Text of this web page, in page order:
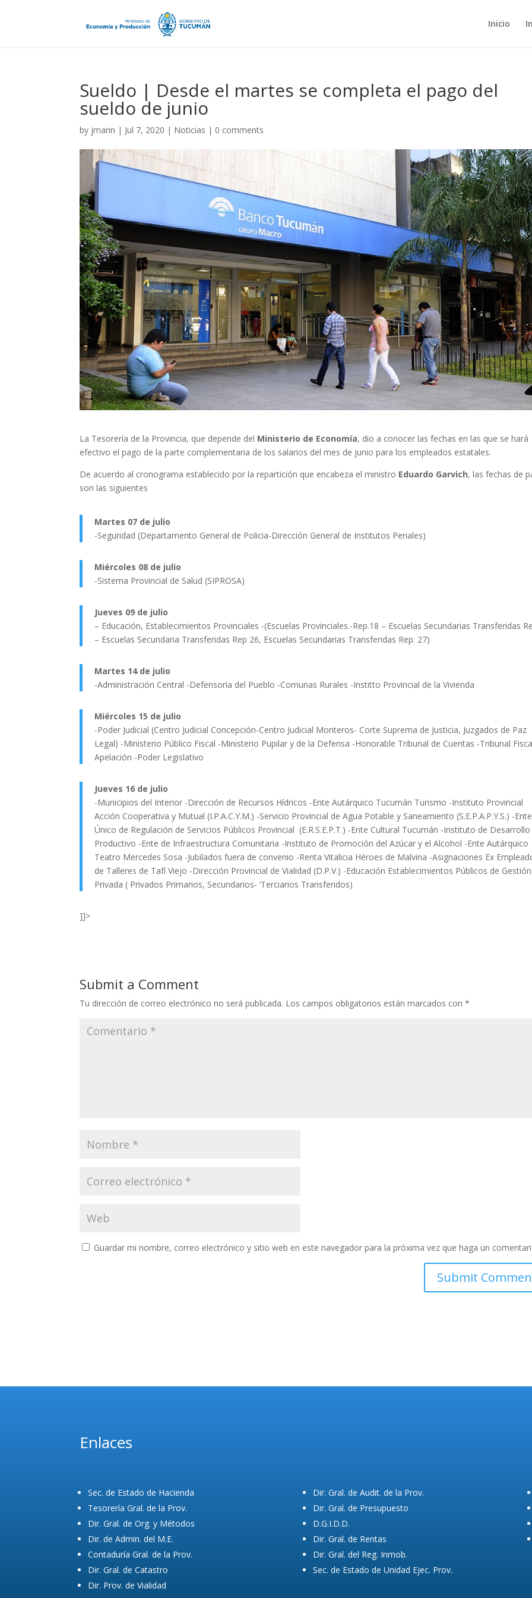
Inicio
Sueldo | Desde el martes se completa el pago del
sueldo de junio
by jmarin | Jul 7, 2020 | Noticias | 0 comments
La Tesorería de la Provincia, que depende del Ministerio de Economía, dio a conocer las fechas en las que se hará
efectivo el pago de la parte complementaria de los salarios del mes de junio para los empleados estatales.
De acuerdo al cronograma establecido por la repartición que encabeza el ministro Eduardo Garvich, las fechas de
son las siguientes
Martes 07 de julio
-Seguridad (Departamento General de Policia-Dirección General de Institutos Penales)
Miércoles 08 de julio
-Sistema Provincial de Salud (SIPROSA)
Jueves 09 de julio
– Educación, Establecimientos Provinciales -(Escuelas Provinciales.-Rep.18 – Escuelas Secundarias Transferidas
– Escuelas Secundaria Transferidas Rep 26, Escuelas Secundarias Transferidas Rep. 27)
Martes 14 de julio
-Administración Central -Defensoría del Pueblo -Comunas Rurales -Institto Provincial de la Vivienda
Miércoles 15 de julio
-Poder Judicial (Centro Judicial Concepción-Centro Judicial Monteros- Corte Suprema de Justicia, Juzgados de Paz
Legal) -Ministerio Público Fiscal -Ministerio Pupilar y de la Defensa -Honorable Tribunal de Cuentas -Tribunal
Apelación -Poder Legislativo
Jueves 16 de julio
-Municipios del Interior -Dirección de Recursos Hídricos -Ente Autárquico Tucumán Turismo -Instituto Provincial
Acción Cooperativa y Mutual (I.P.A.C.Y.M.) -Servicio Provincial de Agua Potable y Saneamiento (S.E.P.A.P.Y.S.) -Ente
Único de Regulación de Servicios Públicos Provincial (E.R.S.E.P.T.) -Ente Cultural Tucumán -Instituto de Desarrollo
Productivo -Ente de Infraestructura Comunitaria -Instituto de Promoción del Azúcar y el Alcohol -Ente Autárquico
Teatro Mercedes Sosa -Jubilados fuera de convenio -Renta Vitalicia Héroes de Malvina -Asignaciones Ex
de Talleres de Tafí Viejo -Dirección Provincial de Vialidad (D.P.V.) -Educación Establecimientos Públicos de Gestión
Privada ( Privados Primarios, Secundarios- ‘Terciarios Transferidos)
]]>
Submit a Comment
Tu dirección de correo electrónico no será publicada. Los campos obligatorios están marcados con*
Guardar mi nombre, correo electrónico y sitio web en este navegador para la próxima vez que haga un
Enlaces
Sec. de Estado de Hacienda
Tesorería Gral. de la Prov.
Dir. Gral. de Org. y Métodos
Dir. de Admin. del M.E.
Contaduría Gral. de la Prov.
Dir. Gral. de Catastro
Dir. Prov. de Vialidad
Dir. Gral. de Audit. de la Prov.
Dir. Gral. de Presupuesto
D.G.I.D.D.
Dir. Gral. de Rentas
Dir. Gral. del Reg. Inmob.
Sec. de Estado de Unidad Ejec. Prov.